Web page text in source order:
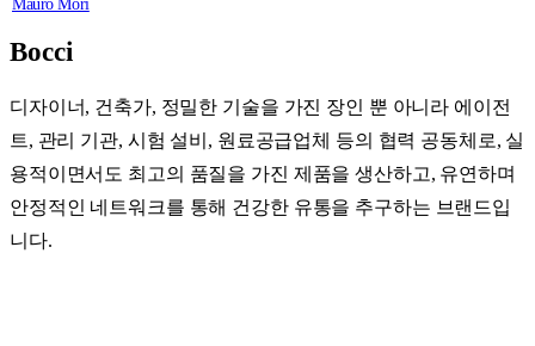
Mauro Mori
Bocci
디자이너, 건축가, 정밀한 기술을 가진 장인 뿐 아니라 에이전
트, 관리 기관, 시험 설비, 원료공급업체 등의 협력 공동체로, 실
용적이면서도 최고의 품질을 가진 제품을 생산하고, 유연하며
안정적인 네트워크를 통해 건강한 유통을 추구하는 브랜드입
니다.